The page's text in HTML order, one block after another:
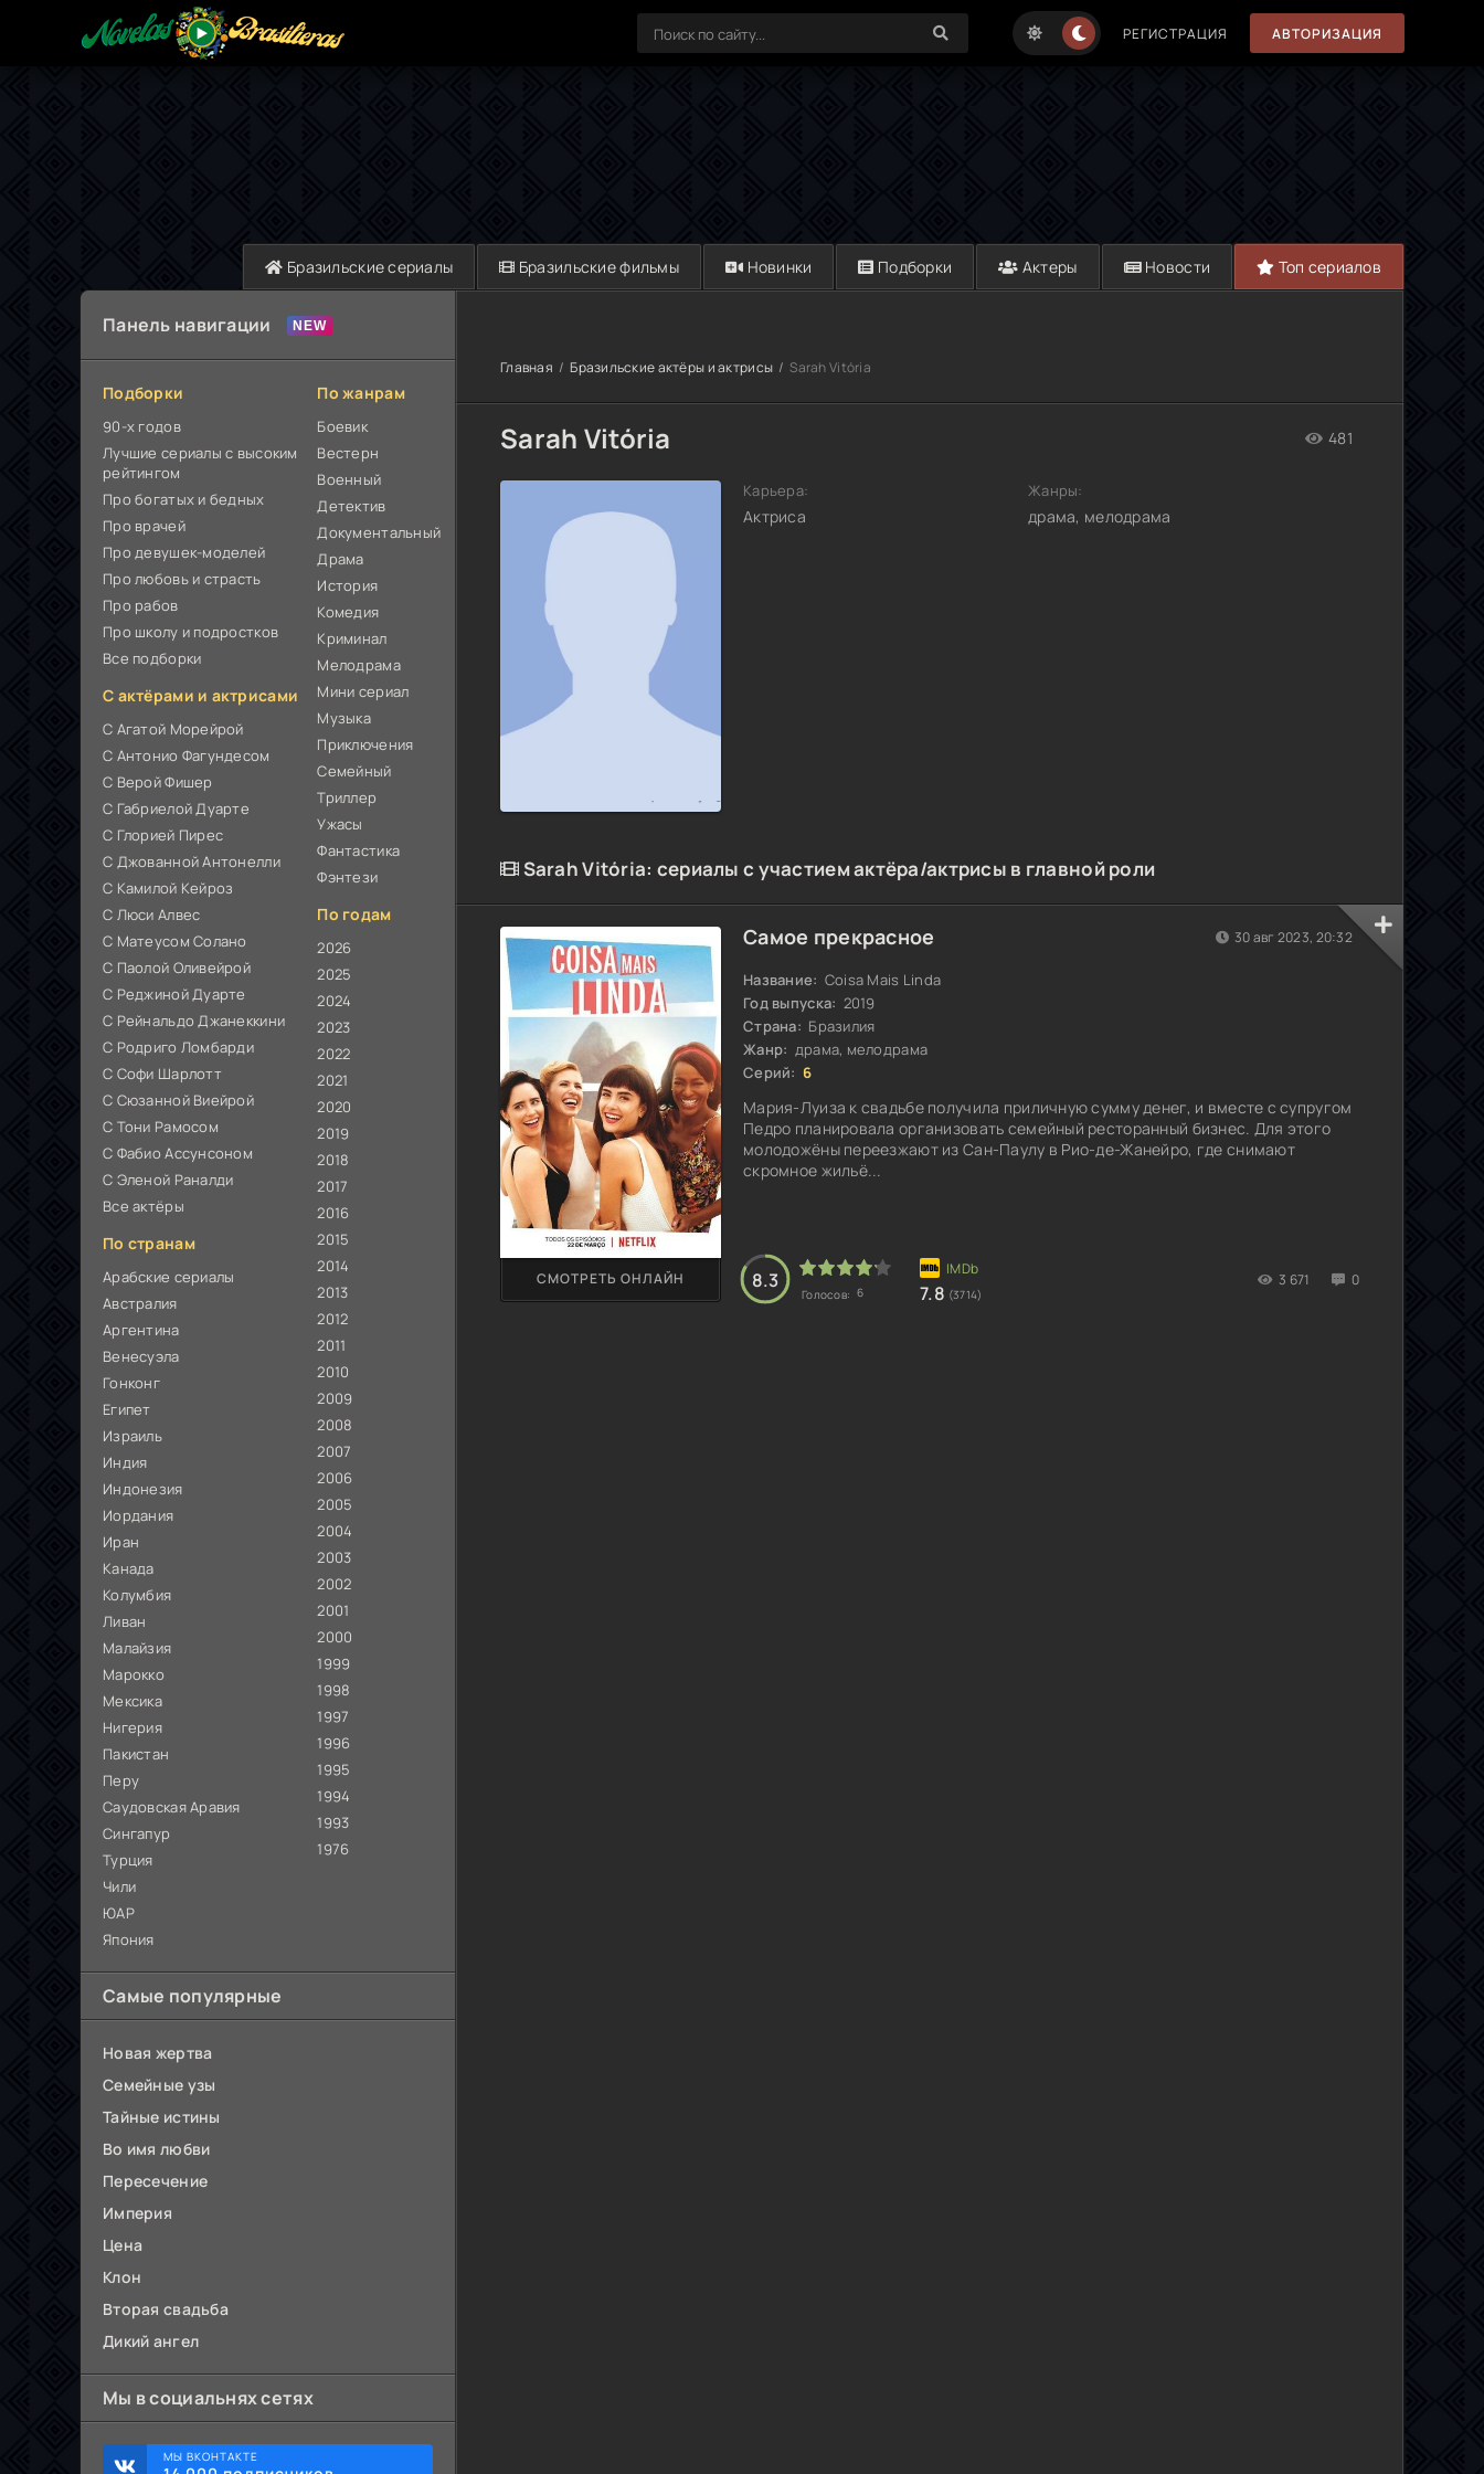
РЕГИСТРАЦИЯ АВТОРИЗАЦИЯ
Бразильские сериалы Бразильские фильмы Новинки Подборки Актеры Новости Топ сериалов
Панель навигации
Подборки
90-х годов
Лучшие сериалы с высоким
рейтингом
Про богатых и бедных
Про врачей
Про девушек-моделей
Про любовь и страсть
Про рабов
Про школу и подростков
Все подборки
С актёрами и актрисами
С Агатой Морейрой
С Антонио Фагундесом
С Верой Фишер
С Габриелой Дуарте
С Глорией Пирес
С Джованной Антонелли
С Камилой Кейроз
С Люси Алвес
С Матеусом Солано
С Паолой Оливейрой
С Реджиной Дуарте
С Рейнальдо Джанеккини
С Родриго Ломбарди
С Софи Шарлотт
С Сюзанной Виейрой
С Тони Рамосом
С Фабио Ассунсоном
С Эленой Раналди
Все актёры
По странам
Арабские сериалы
Австралия
Аргентина
Венесуэла
Гонконг
Египет
Израиль
Индия
Индонезия
Иордания
Иран
Канада
Колумбия
Ливан
Малайзия
Марокко
Мексика
Нигерия
Пакистан
Перу
Саудовская Аравия
Сингапур
Турция
Чили
ЮАР
Япония
По жанрам
Боевик
Вестерн
Военный
Детектив
Документальный
Драма
История
Комедия
Криминал
Мелодрама
Мини сериал
Музыка
Приключения
Семейный
Триллер
Ужасы
Фантастика
Фэнтези
По годам
2026
2025
2024
2023
2022
2021
2020
2019
2018
2017
2016
2015
2014
2013
2012
2011
2010
2009
2008
2007
2006
2005
2004
2003
2002
2001
2000
1999
1998
1997
1996
1995
1994
1993
1976
Самые популярные
Новая жертва
Семейные узы
Тайные истины
Во имя любви
Пересечение
Империя
Цена
Клон
Вторая свадьба
Дикий ангел
Мы в социальнях сетях
МЫ ВКОНТАКТЕ
Главная Бразильские актёры и актрисы Sarah Vitória
Sarah Vitória
Карьера:
Актриса
481
Жанры:
драма, мелодрама
Sarah Vitória: сериалы с участием актёра/актрисы в главной роли
Самое прекрасное
Название: Coisa Mais Linda
Год выпуска: 2019
Страна: Бразилия
Жанр: драма, мелодрама
Серий: 6
Мария-Луиза к свадьбе получила приличную сумму денег, и вместе с супругом
Педро планировала организовать семейный ресторанный бизнес. Для этого
молодожёны переезжают из Сан-Паулу в Рио-де-Жанейро, где снимают
скромное жильё...
СМОТРЕТЬ ОНЛАЙН 8.3
Голосов: 6 7.8 (3714)
3 671 0
30 авг 2023, 20:32